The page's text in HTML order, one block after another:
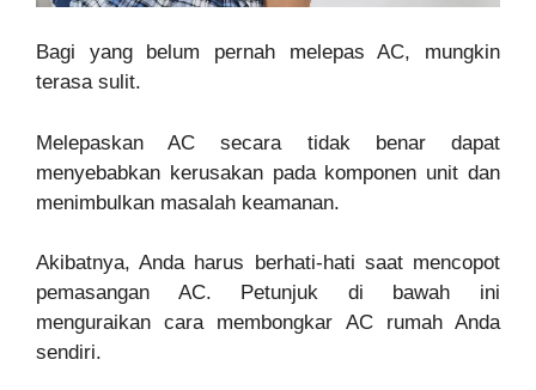
Bagi yang belum pernah melepas AC, mungkin
terasa sulit.
Melepaskan AC secara tidak benar dapat
menyebabkan kerusakan pada komponen unit dan
menimbulkan masalah keamanan.
Akibatnya, Anda harus berhati-hati saat mencopot
pemasangan AC. Petunjuk di bawah ini
menguraikan cara membongkar AC rumah Anda
sendiri.